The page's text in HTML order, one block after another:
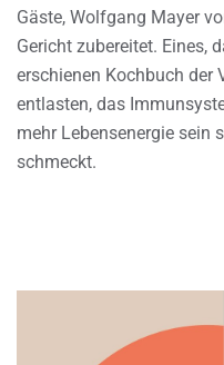
Gäste, Wolfgang Mayer
Gericht zubereitet. Eines,
erschienen Kochbuch der
entlasten, das
mehr Lebensenergie sein
schmeckt.